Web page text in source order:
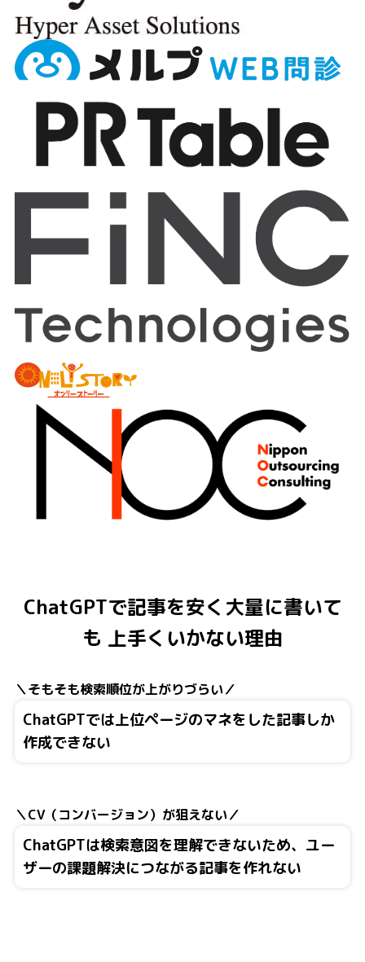
ChatGPTで記事を安く大量に書いて
も 上手くいかない理由
＼そもそも検索順位が上がりづらい／
ChatGPTでは上位ページのマネをした記事しか
作成できない
＼CV（コンバージョン）が狙えない／
ChatGPTは検索意図を理解できないため、ユー
ザーの課題解決につながる記事を作れない